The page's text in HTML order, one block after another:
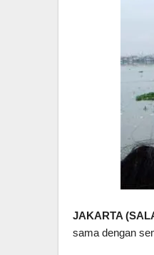
JAKARTA
sama dengan